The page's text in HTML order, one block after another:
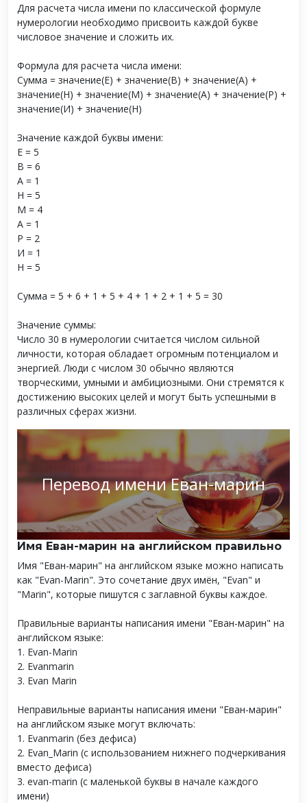
Для расчета числа имени по классической формуле
нумерологии необходимо присвоить каждой букве
числовое значение и сложить их.
Формула для расчета числа имени:
Сумма = значение(Е) + значение(В) + значение(А) +
значение(Н) + значение(М) + значение(А) + значение(Р) +
значение(И) + значение(Н)
Значение каждой буквы имени:
Е = 5
В = 6
А = 1
Н = 5
М = 4
А = 1
Р = 2
И = 1
Н = 5
Сумма = 5 + 6 + 1 + 5 + 4 + 1 + 2 + 1 + 5 = 30
Значение суммы:
Число 30 в нумерологии считается числом сильной
личности, которая обладает огромным потенциалом и
энергией. Люди с числом 30 обычно являются
творческими, умными и амбициозными. Они стремятся к
достижению высоких целей и могут быть успешными в
различных сферах жизни.
Перевод имени Еван-марин
Имя Еван-марин на английском правильно
Имя "Еван-марин" на английском языке можно написать
как "Evan-Marin". Это сочетание двух имён, "Evan" и
"Marin", которые пишутся с заглавной буквы каждое.
Правильные варианты написания имени "Еван-марин" на
английском языке:
1. Evan-Marin
2. Evanmarin
3. Evan Marin
Неправильные варианты написания имени "Еван-марин"
на английском языке могут включать:
1. Evanmarin (без дефиса)
2. Evan_Marin (с использованием нижнего подчеркивания
вместо дефиса)
3. evan-marin (с маленькой буквы в начале каждого
имени)